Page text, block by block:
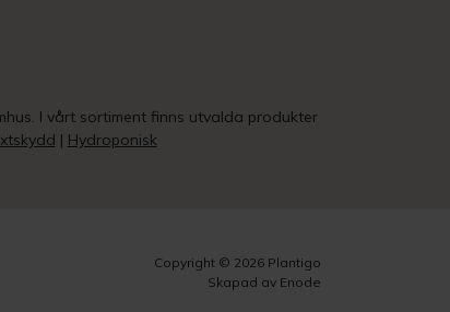
I vårt sortiment finns utvalda produkter
| Hydroponisk
Copyright © 2026 Plantigo
Skapad av Enode